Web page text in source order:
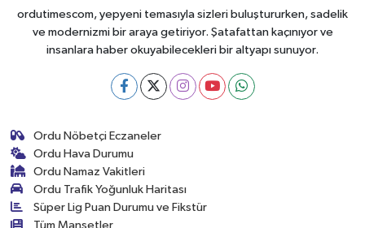
ordutimescom, yepyeni temasıyla sizleri buluştururken, sadelik
ve modernizmi bir araya getiriyor. Şatafattan kaçınıyor ve
insanlara haber okuyabilecekleri bir altyapı sunuyor.
Ordu Nöbetçi Eczaneler
Ordu Hava Durumu
Ordu Namaz Vakitleri
Ordu Trafik Yoğunluk Haritası
Süper Lig Puan Durumu ve Fikstür
Tüm Manşetler